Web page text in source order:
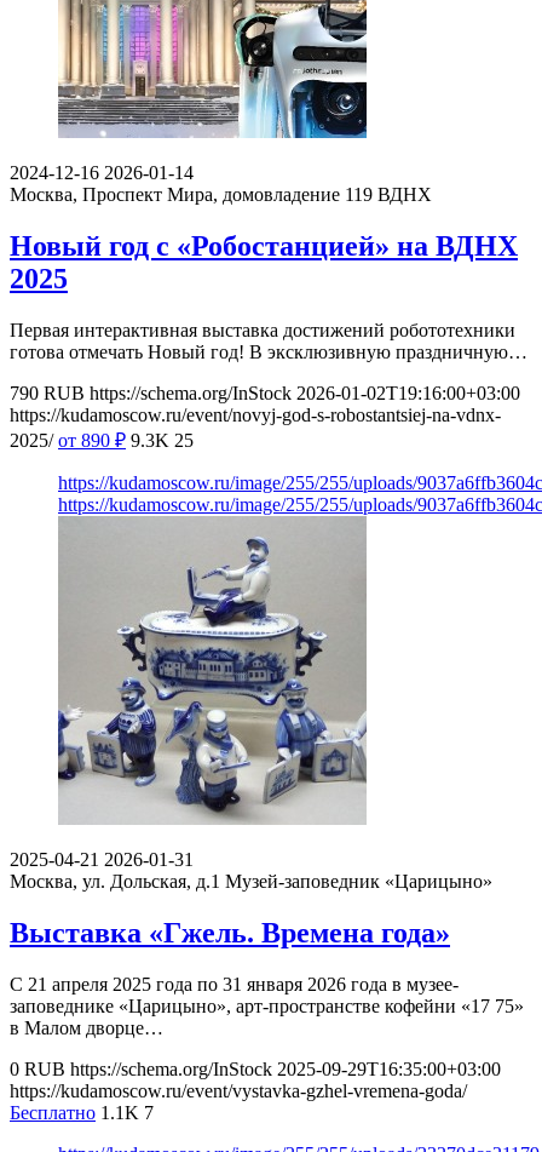
2024-12-16 2026-01-14
Москва, Проспект Мира, домовладение 119 ВДНХ
Новый год с «Робостанцией» на ВДНХ
2025
Первая интерактивная выставка достижений робототехники
готова отмечать Новый год! В эксклюзивную праздничную…
790 RUB https://schema.org/InStock 2026-01-02T19:16:00+03:00
https://kudamoscow.ru/event/novyj-god-s-robostantsiej-na-vdnx-
2025/ от 890 ₽ 9.3K 25
https://kudamoscow.ru/image/255/255/uploads/
https://kudamoscow.ru/image/255/255/uploads/
2025-04-21 2026-01-31
Москва, ул. Дольская, д.1 Музей-заповедник «Царицыно»
Выставка «Гжель. Времена года»
С 21 апреля 2025 года по 31 января 2026 года в музее-
заповеднике «Царицыно», арт-пространстве кофейни «17 75»
в Малом дворце…
0 RUB https://schema.org/InStock 2025-09-29T16:35:00+03:00
https://kudamoscow.ru/event/vystavka-gzhel-vremena-goda/
Бесплатно 1.1K 7